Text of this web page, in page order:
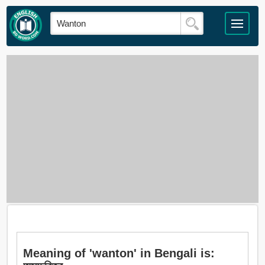
Meaning of 'wanton' in Bengali is: